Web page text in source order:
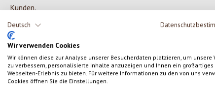
Deutsch
Wir verwenden Cookies
Wir können diese zur Analyse unserer Besucherdaten platzieren, um unsere
zu verbessern, personalisierte Inhalte anzuzeigen und Ihnen ein großartiges
Webseiten-Erlebnis zu bieten. Für weitere Informationen zu den von uns
Cookies öffnen Sie die Einstellungen.
Kunden.